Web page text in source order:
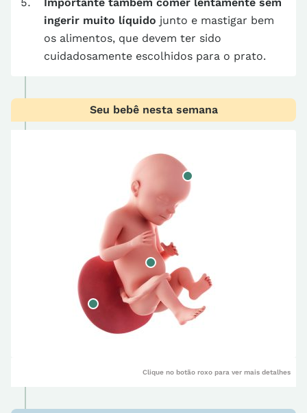
ingerir muito líquido junto e mastigar bem
os alimentos, que devem ter sido
cuidadosamente escolhidos para o prato.
Seu bebê nesta semana
Clique no botão roxo para ver mais detalhes